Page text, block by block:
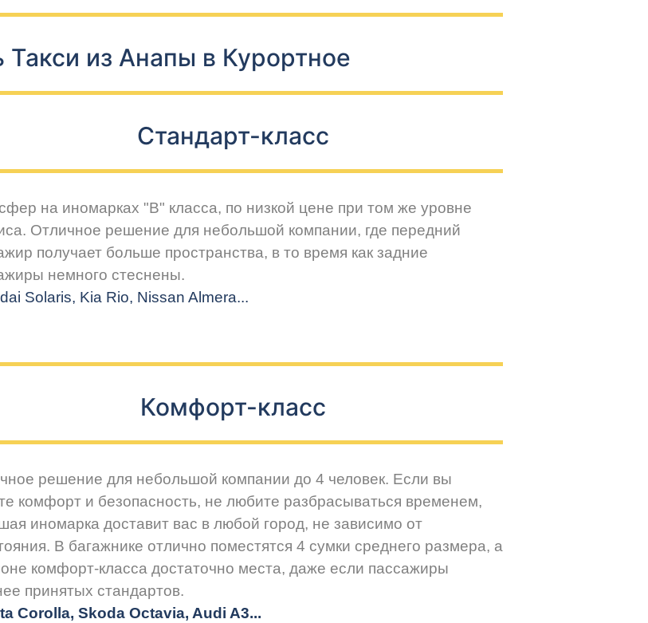
Такси из Анапы в Курортное
Стандарт-класс
на иномарках "В" класса, по низкой цене при том же уровне
Отличное решение для небольшой компании, где передний
получает больше пространства, в то время как задние
немного стеснены.
Solaris, Kia Rio, Nissan Almera...
Комфорт-класс
решение для небольшой компании до 4 человек. Если вы
комфорт и безопасность, не любите разбрасываться временем,
иномарка доставит вас в любой город, не зависимо от
В багажнике отлично поместятся 4 сумки среднего размера, а
комфорт-класса достаточно места, даже если пассажиры
принятых стандартов.
Corolla, Skoda Octavia, Audi A3...